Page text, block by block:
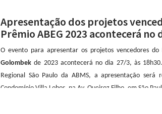
A ABEG expressa profunda solidariedade aos
José Henrique Albiero, e celebra sua memória e
área de geotecnia e engenharia civil.
Concurso de Prova de Carga. Este desafio
comportamento de uma estaca raiz executada
terá uma ilha de investigação. O objetivo é
de conhecimento através da divulgação das
Os participantes que ficarem em primeiro e
Apresentação dos projetos
Prêmio ABEG 2023 acontecerá no
O evento para apresentar os projetos vencedores do
Golombek de 2023 acontecerá no dia 27/3, às
Regional São Paulo da ABMS, a apresentação será
Condomínio Villa Lobos, na Av. Queiroz Filho, em São